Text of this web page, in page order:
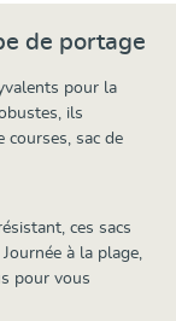
de portage
pour la
ils
courses, sac de
ces sacs
à la plage,
pour vous